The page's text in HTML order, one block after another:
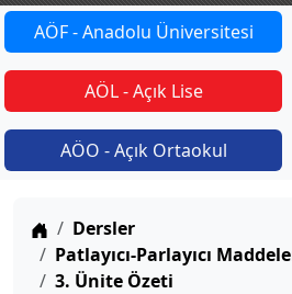
AÖF - Anadolu Üniversitesi
AÖL - Açık Lise
AÖO - Açık Ortaokul
Anasayfa
Dersler
Patlayıcı-Parlayıcı
3. Ünite Özeti